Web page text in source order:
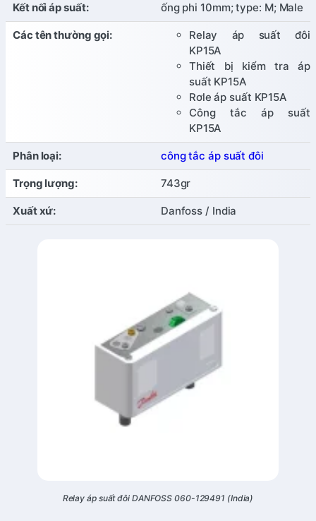
Kết nối áp suất: ống phi 10mm; type: M; Male
Các tên thường gọi:
Relay áp suất đôi
KP15A
Thiết bị kiểm tra áp
suất KP15A
Rơle áp suất KP15A
Công tắc áp suất
KP15A
Phân loại: công tắc áp suất đôi
Trọng lượng: 743gr
Xuất xứ: Danfoss / India
Relay áp suất đôi DANFOSS 060-129491 (India)